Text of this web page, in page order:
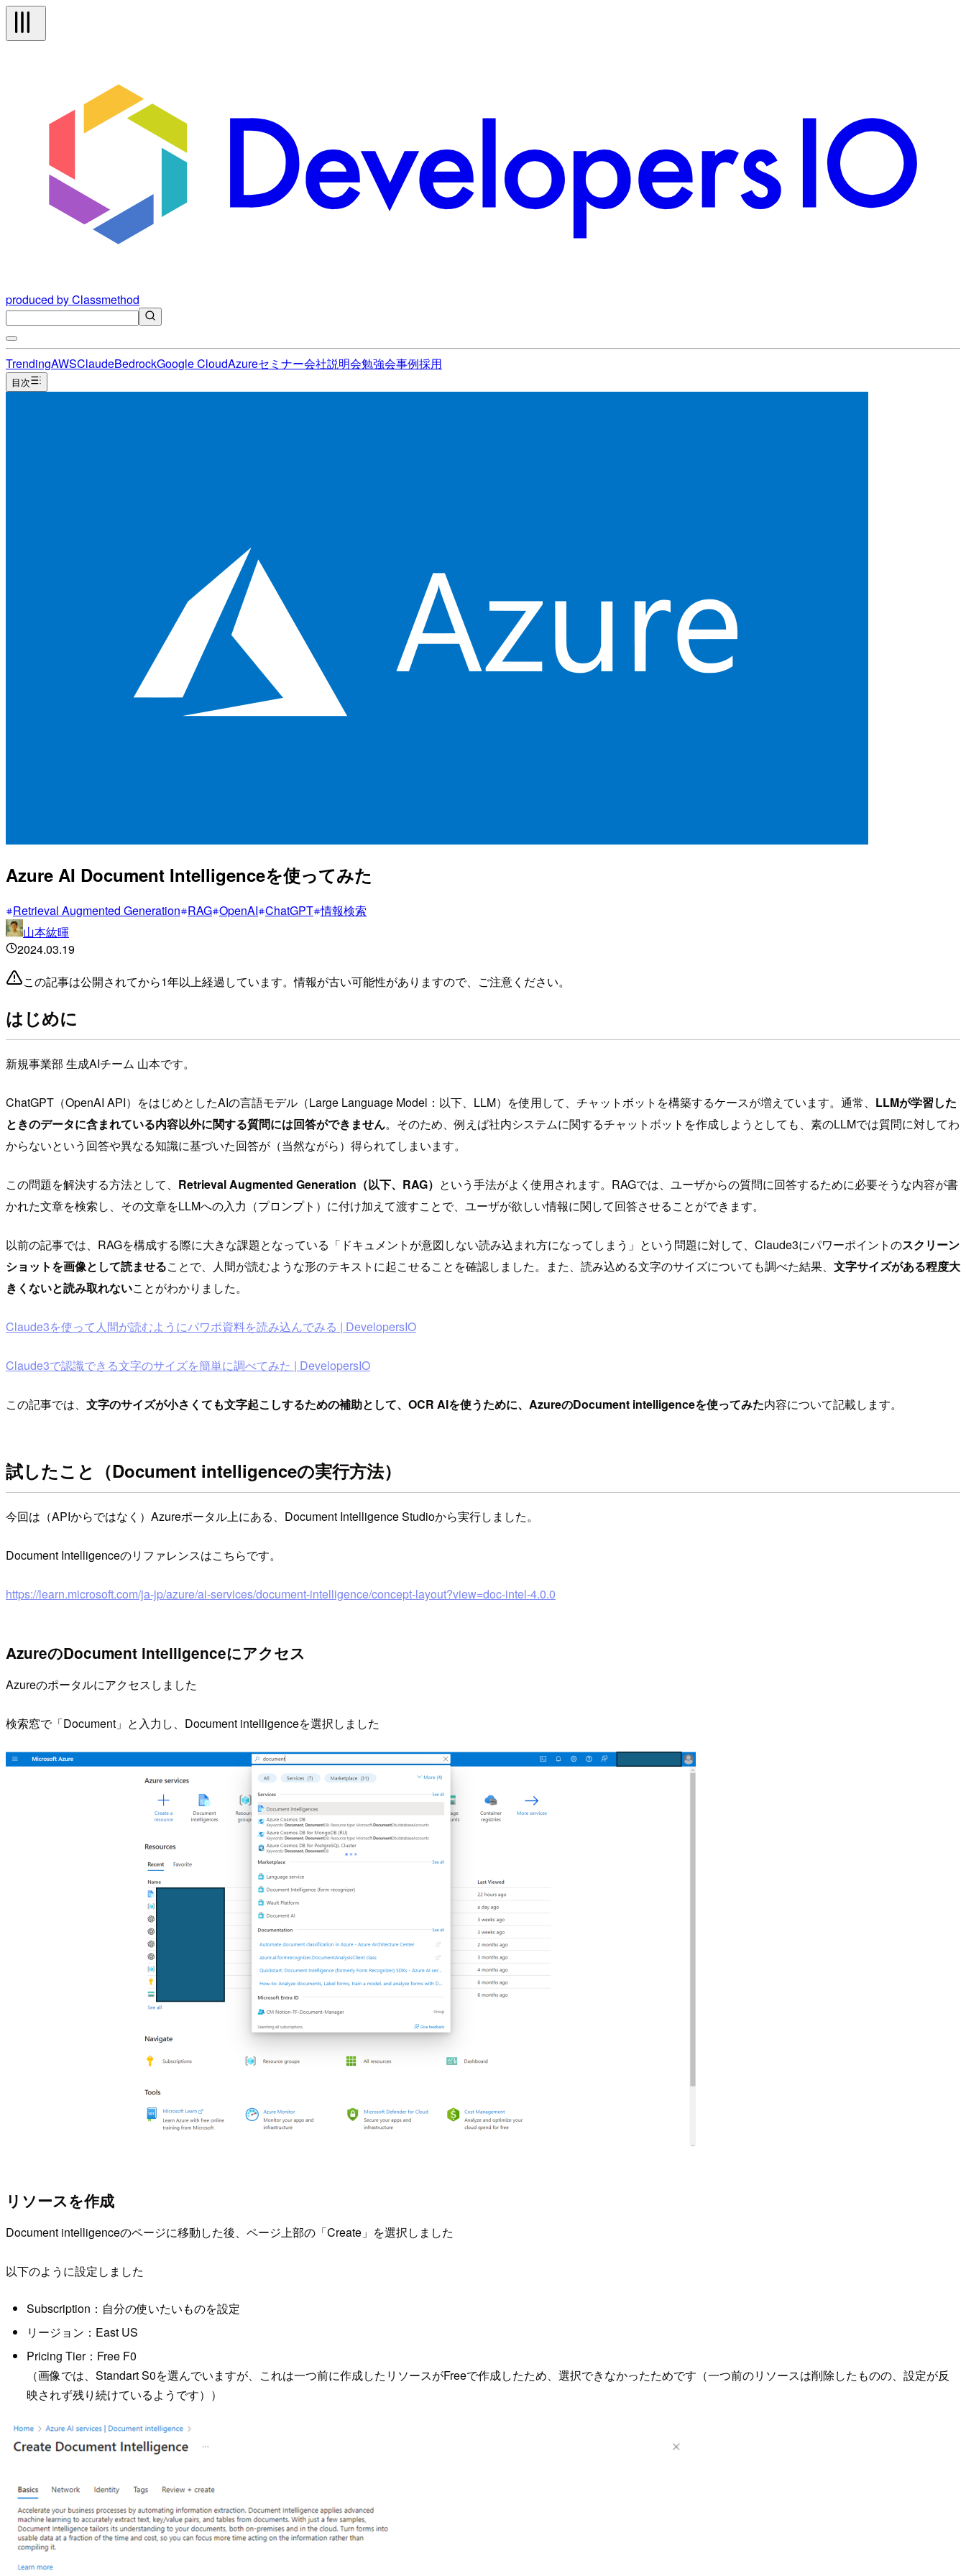
produced by Classmethod
TrendingAWSClaudeBedrockGoogle CloudAzureセミナー会社説明会勉強会事例採用
目次
Azure AI Document Intelligenceを使ってみた
Retrieval Augmented Generation RAG OpenAI ChatGPT 情報検索
山本紘暉
2024.03.19
この記事は公開されてから1年以上経過しています。情報が古い可能性がありますので、ご注意ください。
はじめに
新規事業部 生成AIチーム 山本です。
ChatGPT（OpenAI API）をはじめとしたAIの言語モデル（Large Language Model：以下、LLM）を使用して、チャットボットを構築するケースが増えています。通常、 LLMが学習した
ときのデータに含まれている内容以外に関する質問には回答ができません。そのため、例えば社内システムに関するチャットボットを作成しようとしても、素のLLMでは質問に対してわ
からないという回答や異なる知識に基づいた回答が（当然ながら）得られてしまいます。
この問題を解決する方法として、 Retrieval Augmented Generation（以下、RAG） という手法がよく使用されます。RAGでは、ユーザからの質問に回答するために必要そうな内容が書
かれた文章を検索し、その文章をLLMへの入力（プロンプト）に付け加えて渡すことで、ユーザが欲しい情報に関して回答させることができます。
以前の記事では、RAGを構成する際に大きな課題となっている「ドキュメントが意図しない読み込まれ方になってしまう」という問題に対して、Claude3にパワーポイントのスクリーン
ショットを画像として読ませることで、人間が読むような形のテキストに起こせることを確認しました。また、読み込める文字のサイズについても調べた結果、 文字サイズがある程度大
きくないと読み取れないことがわかりました。
Claude3を使って人間が読むようにパワポ資料を読み込んでみる | DevelopersIO
Claude3で認識できる文字のサイズを簡単に調べてみた | DevelopersIO
この記事では、 文字のサイズが小さくても文字起こしするための補助として、OCR AIを使うために、AzureのDocument intelligenceを使ってみた内容について記載します。
試したこと（Document intelligenceの実行方法）
今回は（APIからではなく）Azureポータル上にある、Document Intelligence Studioから実行しました。
Document Intelligenceのリファレンスはこちらです。
https://learn.microsoft.com/ja-jp/azure/ai-services/document-intelligence/concept-layout?view=doc-intel-4.0.0
AzureのDocument intelligenceにアクセス
Azureのポータルにアクセスしました
検索窓で「Document」と入力し、Document intelligenceを選択しました
リソースを作成
Document intelligenceのページに移動した後、ページ上部の「Create」を選択しました
以下のように設定しました
Subscription：自分の使いたいものを設定
リージョン：East US
Pricing Tier：Free F0
（画像では、Standart S0を選んでいますが、これは一つ前に作成したリソースがFreeで作成したため、選択できなかったためです（一つ前のリソースは削除したものの、設定が反
映されず残り続けているようです））